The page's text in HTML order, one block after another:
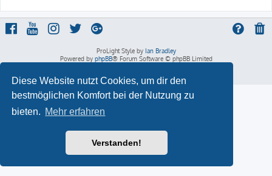
Diese Website nutzt Cookies, um dir den
bestmöglichen Komfort bei der Nutzung zu
bieten. Mehr erfahren
Verstanden!
ProLight Style by Ian Bradley
Powered by phpBB® Forum Software © phpBB Limited